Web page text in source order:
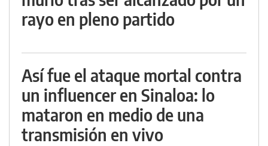
rayo en pleno partido
Así fue el ataque mortal contra
un influencer en Sinaloa: lo
mataron en medio de una
transmisión en vivo